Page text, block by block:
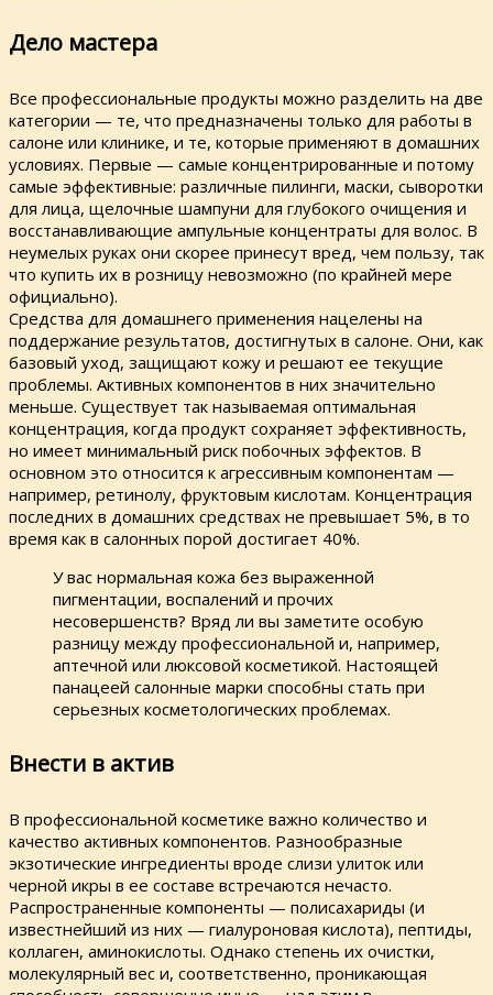
Дело мастера
Все профессиональные продукты можно разделить на две
категории — те, что предназначены только для работы в
салоне или клинике, и те, которые применяют в домашних
условиях. Первые — самые концентрированные и потому
самые эффективные: различные пилинги, маски, сыворотки
для лица, щелочные шампуни для глубокого очищения и
восстанавливающие ампульные концентраты для волос. В
неумелых руках они скорее принесут вред, чем пользу, так
что купить их в розницу невозможно (по крайней мере
официально).
Средства для домашнего применения нацелены на
поддержание результатов, достигнутых в салоне. Они, как
базовый уход, защищают кожу и решают ее текущие
проблемы. Активных компонентов в них значительно
меньше. Существует так называемая оптимальная
концентрация, когда продукт сохраняет эффективность,
но имеет минимальный риск побочных эффектов. В
основном это относится к агрессивным компонентам —
например, ретинолу, фруктовым кислотам. Концентрация
последних в домашних средствах не превышает 5%, в то
время как в салонных порой достигает 40%.
У вас нормальная кожа без выраженной
пигментации, воспалений и прочих
несовершенств? Вряд ли вы заметите особую
разницу между профессиональной и, например,
аптечной или люксовой косметикой. Настоящей
панацеей салонные марки способны стать при
серьезных косметологических проблемах.
Внести в актив
В профессиональной косметике важно количество и
качество активных компонентов. Разнообразные
экзотические ингредиенты вроде слизи улиток или
черной икры в ее составе встречаются нечасто.
Распространенные компоненты — полисахариды (и
известнейший из них — гиалуроновая кислота), пептиды,
коллаген, аминокислоты. Однако степень их очистки,
молекулярный вес и, соответственно, проникающая